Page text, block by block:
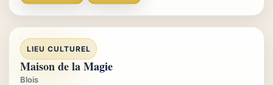
LIEU CULTUREL
Maison de la Magie
Blois